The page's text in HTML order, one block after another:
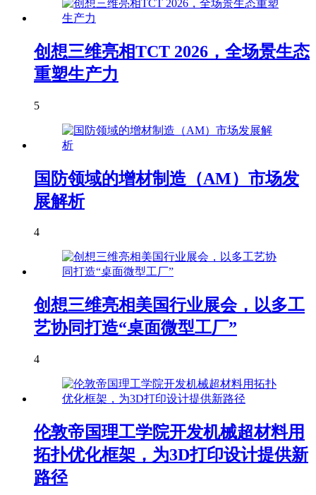
创想三维亮相TCT 2026，全场景生态
重塑生产力
5
国防领域的增材制造（AM）市场发
展解析
4
创想三维亮相美国行业展会，以多工
艺协同打造“桌面微型工厂”
4
伦敦帝国理工学院开发机械超材料用
拓扑优化框架，为3D打印设计提供新
路径